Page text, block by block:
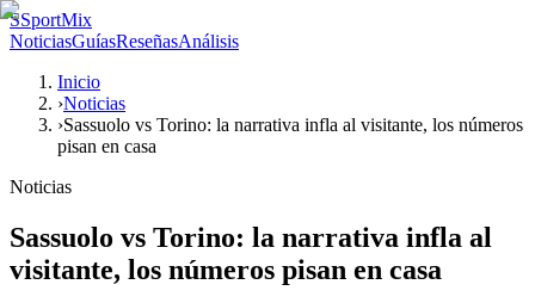
SSportMix
NoticiasGuíasReseñasAnálisis
Inicio
›Noticias
›Sassuolo vs Torino: la narrativa infla al visitante, los números
pisan en casa
Noticias
Sassuolo vs Torino: la narrativa infla al
visitante, los números pisan en casa